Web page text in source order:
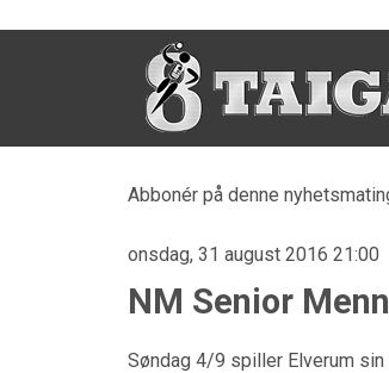
Abbonér på denne
onsdag, 31 august 2016 21:00
NM Senior
Søndag 4/9 spiller Elverum